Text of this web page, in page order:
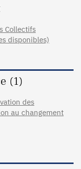
Collectifs
disponibles)
(1)
des
au changement